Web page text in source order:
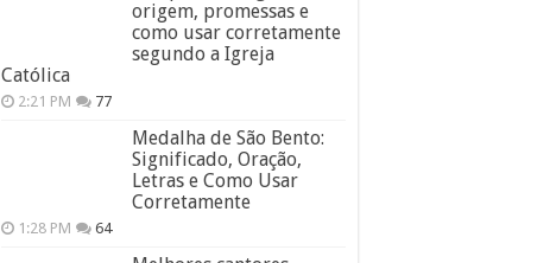
origem, promessas e
como usar corretamente
segundo a Igreja
Católica
2:21 PM 77
Medalha de São Bento:
Significado, Oração,
Letras e Como Usar
Corretamente
1:28 PM 64